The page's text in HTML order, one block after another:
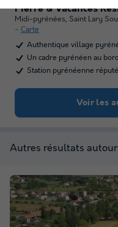
Midi-pyrénées, Saint Lary
Carte
Authentique village
Un cadre pyrénéen au
Station pyrénéenne
Voir les
Autres résultats autour